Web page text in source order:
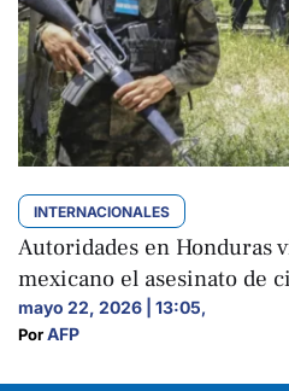
INTERNACIONALES
Autoridades en Honduras
mexicano el asesinato de
mayo 22, 2026 | 13:05,
Por AFP